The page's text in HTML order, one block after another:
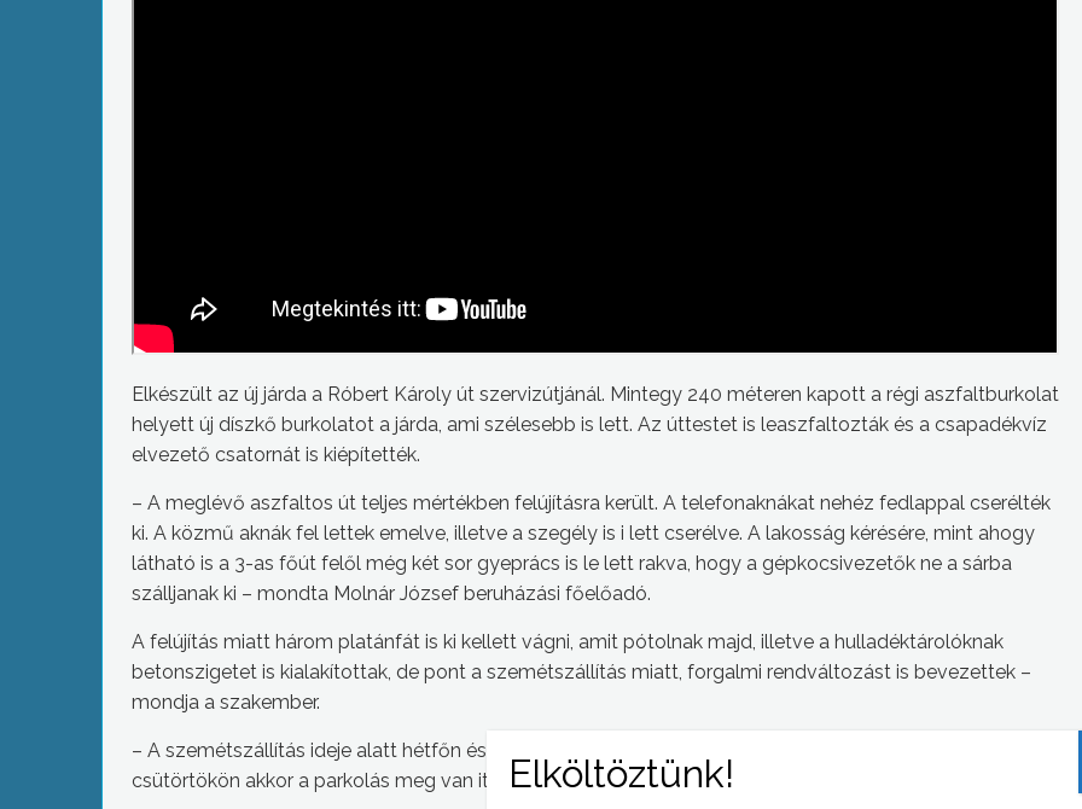
Elkészült az új járda a Róbert Károly út szervizútjánál. Mintegy 240 méteren kapott a régi aszfaltburkolat
helyett új díszkő burkolatot a járda, ami szélesebb is lett. Az úttestet is leaszfaltozták és a csapadékvíz
elvezető csatornát is kiépítették.
– A meglévő aszfaltos út teljes mértékben felújításra került. A telefonaknákat nehéz fedlappal cserélték
ki. A közmű aknák fel lettek emelve, illetve a szegély is i lett cserélve. A lakosság kérésére, mint ahogy
látható is a 3-as főút felől még két sor gyeprács is le lett rakva, hogy a gépkocsivezetők ne a sárba
szálljanak ki – mondta Molnár József beruházási főelőadó.
A felújítás miatt három platánfát is ki kellett vágni, amit pótolnak majd, illetve a hulladéktárolóknak
betonszigetet is kialakítottak, de pont a szemétszállítás miatt, forgalmi rendváltozást is bevezettek –
mondja a szakember.
– A szemétszállítás ideje alatt hétfőn és pénteken illetve a zöldhulladék szállítás ideje alatt kéthetente
csütörtökön akkor a parkolás meg van itt tiltva – hangsúlyozta.